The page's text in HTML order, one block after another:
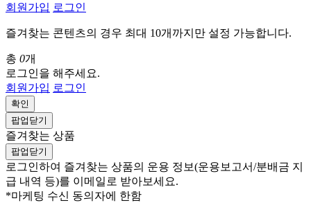
회원가입 로그인
즐겨찾는 콘텐츠의 경우 최대 10개까지만 설정 가능합니다.
총 0개
로그인을 해주세요.
회원가입 로그인
확인
팝업닫기
즐겨찾는 상품
팝업닫기
로그인하여 즐겨찾는 상품의 운용 정보(운용보고서/분배금 지
급 내역 등)를 이메일로 받아보세요.
*마케팅 수신 동의자에 한함